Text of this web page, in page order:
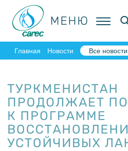
МЕНЮ
МЕНЮ
Главная Новости Все новости
ТУРКМЕНИСТАН
ПРОДОЛЖАЕТ
К ПРОГРАММЕ
УСТОЙЧИВЫХ